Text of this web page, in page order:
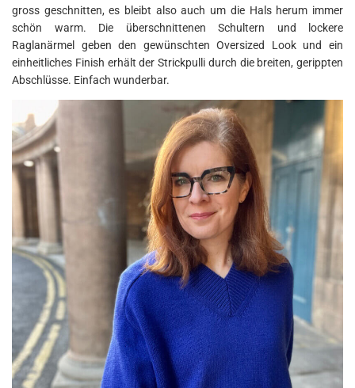
gross geschnitten, es bleibt also auch um die Hals herum immer
schön warm. Die überschnittenen Schultern und lockere
Raglanärmel geben den gewünschten Oversized Look und ein
einheitliches Finish erhält der Strickpulli durch die breiten, gerippten
Abschlüsse. Einfach wunderbar.